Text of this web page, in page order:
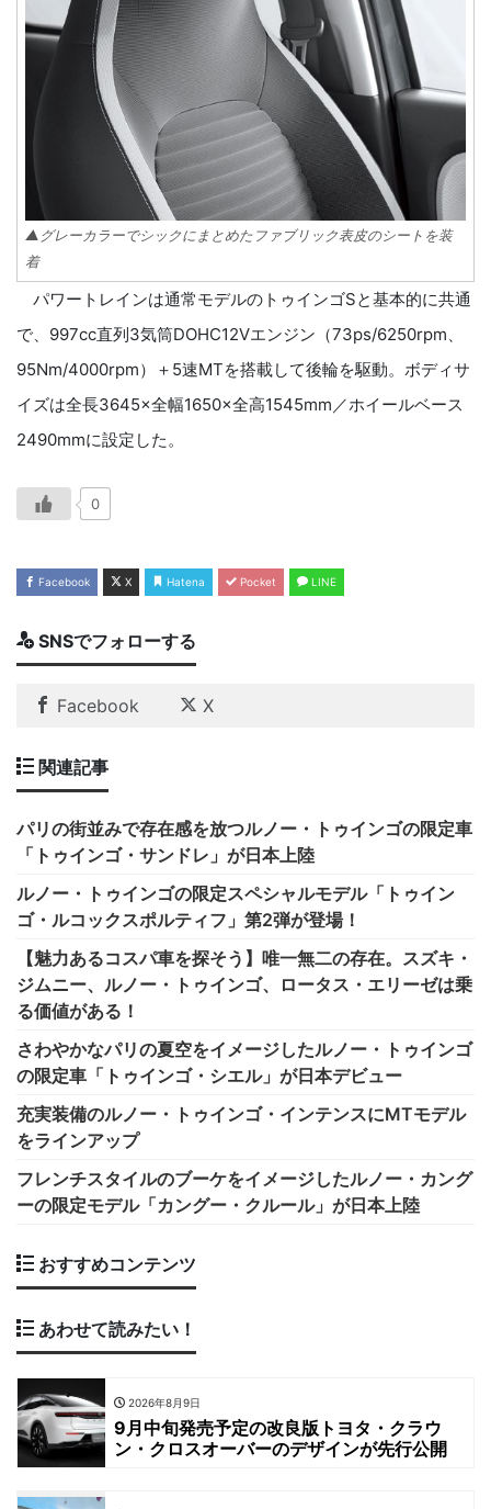
▲グレーカラーでシックにまとめたファブリック表皮のシートを装
着
パワートレインは通常モデルのトゥインゴSと基本的に共通
で、997cc直列3気筒DOHC12Vエンジン（73ps/6250rpm、
95Nm/4000rpm）＋5速MTを搭載して後輪を駆動。ボディサ
イズは全長3645×全幅1650×全高1545mm／ホイールベース
2490mmに設定した。
0
Facebook X Hatena Pocket LINE
SNSでフォローする
Facebook X
関連記事
パリの街並みで存在感を放つルノー・トゥインゴの限定車
「トゥインゴ・サンドレ」が日本上陸
ルノー・トゥインゴの限定スペシャルモデル「トゥイン
ゴ・ルコックスポルティフ」第2弾が登場！
【魅力あるコスパ車を探そう】唯一無二の存在。スズキ・
ジムニー、ルノー・トゥインゴ、ロータス・エリーゼは乗
る価値がある！
さわやかなパリの夏空をイメージしたルノー・トゥインゴ
の限定車「トゥインゴ・シエル」が日本デビュー
充実装備のルノー・トゥインゴ・インテンスにMTモデル
をラインアップ
フレンチスタイルのブーケをイメージしたルノー・カング
ーの限定モデル「カングー・クルール」が日本上陸
おすすめコンテンツ
あわせて読みたい！
2026年8月9日
9月中旬発売予定の改良版トヨタ・クラウ
ン・クロスオーバーのデザインが先行公開